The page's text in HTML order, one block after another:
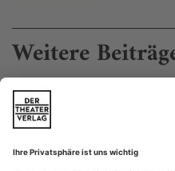
Weitere
Die Erotik des Palmwedels
Händel: Giulio Cesare in Egitto
Das Kino hat die Oper
Regisseur Davide